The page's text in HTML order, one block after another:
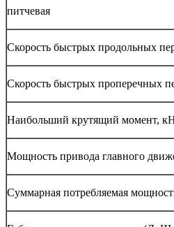
питчевая
Скорость быстрых продольных
Скорость быстрых проперечных
Наибольший крутящий момент,
Мощность привода главного
Суммарная потребляемая